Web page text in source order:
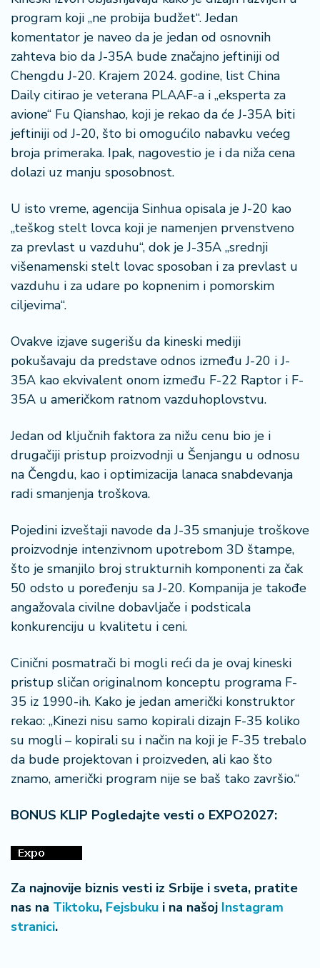
program koji „ne probija budžet“. Jedan
komentator je naveo da je jedan od osnovnih
zahteva bio da J-35A bude značajno jeftiniji od
Chengdu J-20. Krajem 2024. godine, list China
Daily citirao je veterana PLAAF-a i „eksperta za
avione“ Fu Qianshao, koji je rekao da će J-35A biti
jeftiniji od J-20, što bi omogućilo nabavku većeg
broja primeraka. Ipak, nagovestio je i da niža cena
dolazi uz manju sposobnost.
U isto vreme, agencija Sinhua opisala je J-20 kao
„teškog stelt lovca koji je namenjen prvenstveno
za prevlast u vazduhu“, dok je J-35A „srednji
višenamenski stelt lovac sposoban i za prevlast u
vazduhu i za udare po kopnenim i pomorskim
ciljevima“.
Ovakve izjave sugerišu da kineski mediji
pokušavaju da predstave odnos između J-20 i J-
35A kao ekvivalent onom između F-22 Raptor i F-
35A u američkom ratnom vazduhoplovstvu.
Jedan od ključnih faktora za nižu cenu bio je i
drugačiji pristup proizvodnji u Šenjangu u odnosu
na Čengdu, kao i optimizacija lanaca snabdevanja
radi smanjenja troškova.
Pojedini izveštaji navode da J-35 smanjuje troškove
proizvodnje intenzivnom upotrebom 3D štampe,
što je smanjilo broj strukturnih komponenti za čak
50 odsto u poređenju sa J-20. Kompanija je takođe
angažovala civilne dobavljače i podsticala
konkurenciju u kvalitetu i ceni.
Cinični posmatrači bi mogli reći da je ovaj kineski
pristup sličan originalnom konceptu programa F-
35 iz 1990-ih. Kako je jedan američki konstruktor
rekao: „Kinezi nisu samo kopirali dizajn F-35 koliko
su mogli – kopirali su i način na koji je F-35 trebalo
da bude projektovan i proizveden, ali kao što
znamo, američki program nije se baš tako završio.“
BONUS KLIP Pogledajte vesti o EXPO2027:
Za najnovije biznis vesti iz Srbije i sveta, pratite
nas na Tiktoku, Fejsbuku i na našoj Instagram
stranici.